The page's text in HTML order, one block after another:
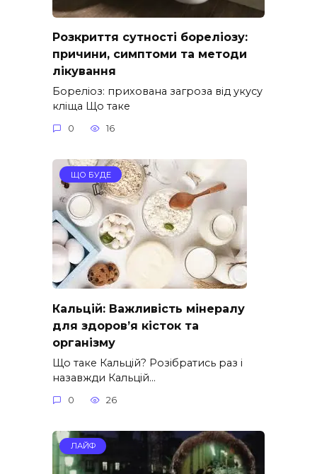
Розкриття сутності бореліозу:
причини, симптоми та методи
лікування
Бореліоз: прихована загроза від укусу
кліща Що таке
0 16
ЩО БУДЕ
Кальцій: Важливість мінералу
для здоров’я кісток та
організму
Що таке Кальцій? Розібратись раз і
назавжди Кальцій…
0 26
ЛАЙФ